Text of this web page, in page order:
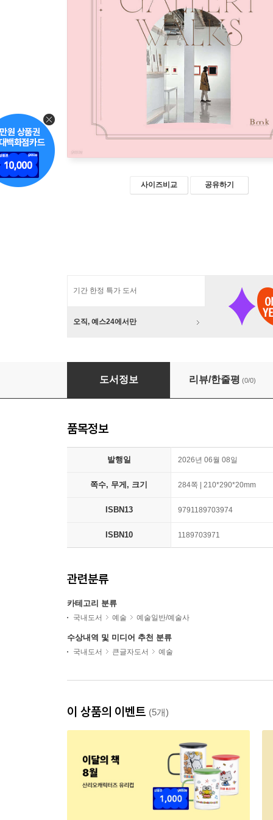
사이즈비교 공유하기
기간 한정 특가 도서
오직, 예스24에서만
눈은 도시를 걷고, 마음은 예술을 본다 (큰글자
도서정보 리뷰/한줄평 (0/0)
품목정보
발행일 2026년 06월 08일
쪽수, 무게, 크기 284쪽 | 210*290*20mm
ISBN13 9791189703974
ISBN10 1189703971
관련분류
카테고리 분류
국내도서 예술 예술일반/예술사
수상내역 및 미디어 추천 분류
국내도서 큰글자도서 예술
이 상품의 이벤트 (5개)